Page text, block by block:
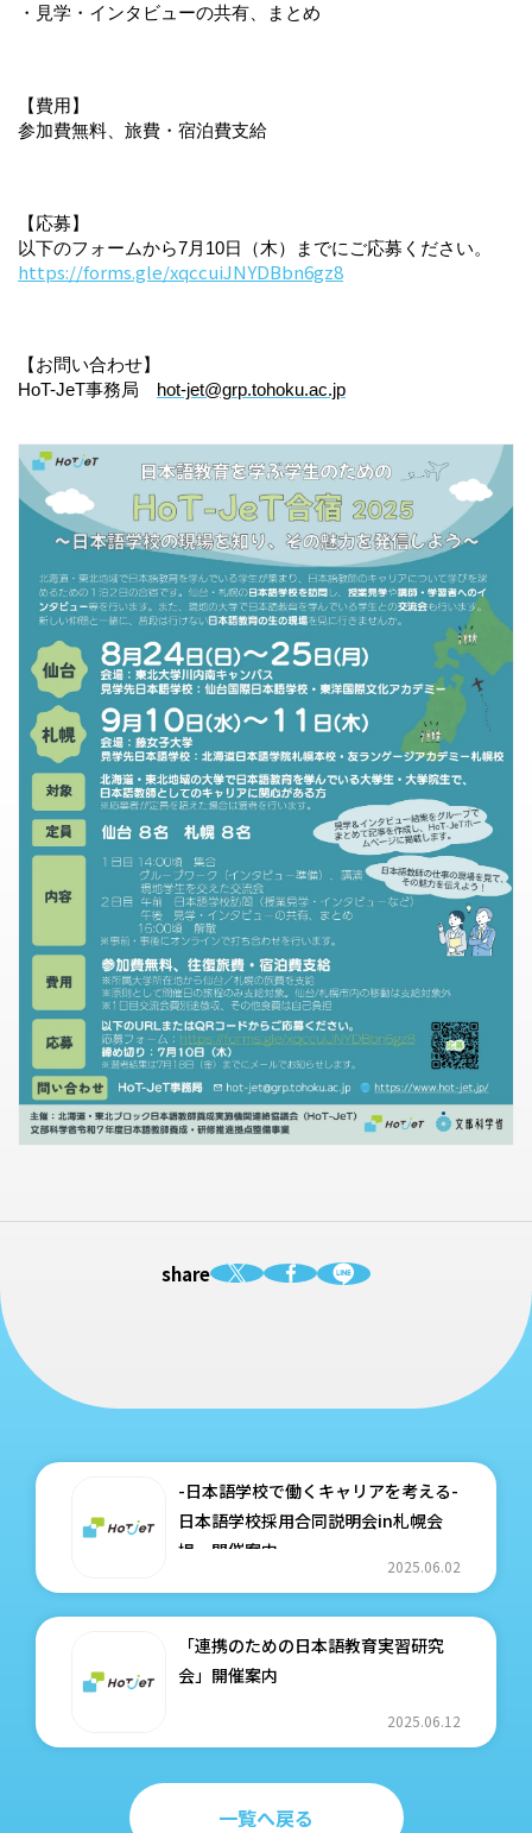
・見学・インタビューの共有、まとめ
【費用】
参加費無料、旅費・宿泊費支給
【応募】
以下のフォームから7月10日（木）までにご応募ください。
https://forms.gle/xqccuiJNYDBbn6gz8
【お問い合わせ】
HoT-JeT事務局
hot-jet@grp.tohoku.ac.jp
share
-日本語学校で働くキャリアを考える-
日本語学校採用合同説明会in札幌会
場 開催案内
2025.06.02
「連携のための日本語教育実習研究
会」開催案内
2025.06.12
一覧へ戻る